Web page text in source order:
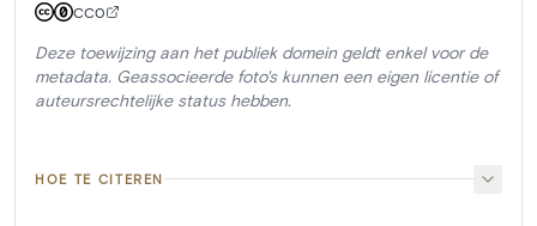
CC0
Deze toewijzing aan het publiek domein geldt enkel voor de
metadata. Geassocieerde foto's kunnen een eigen licentie of
auteursrechtelijke status hebben.
HOE TE CITEREN